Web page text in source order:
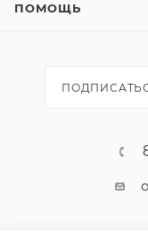
ПОМОЩЬ